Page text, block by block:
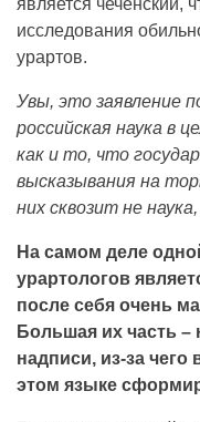
является чеченский,
исследования
урартов.
Увы, это заявление
российская наука в
как и то, что
высказывания на
них сквозит не
На самом деле
урартологов
после себя очень
Большая их часть
надписи, из-за чего
этом языке